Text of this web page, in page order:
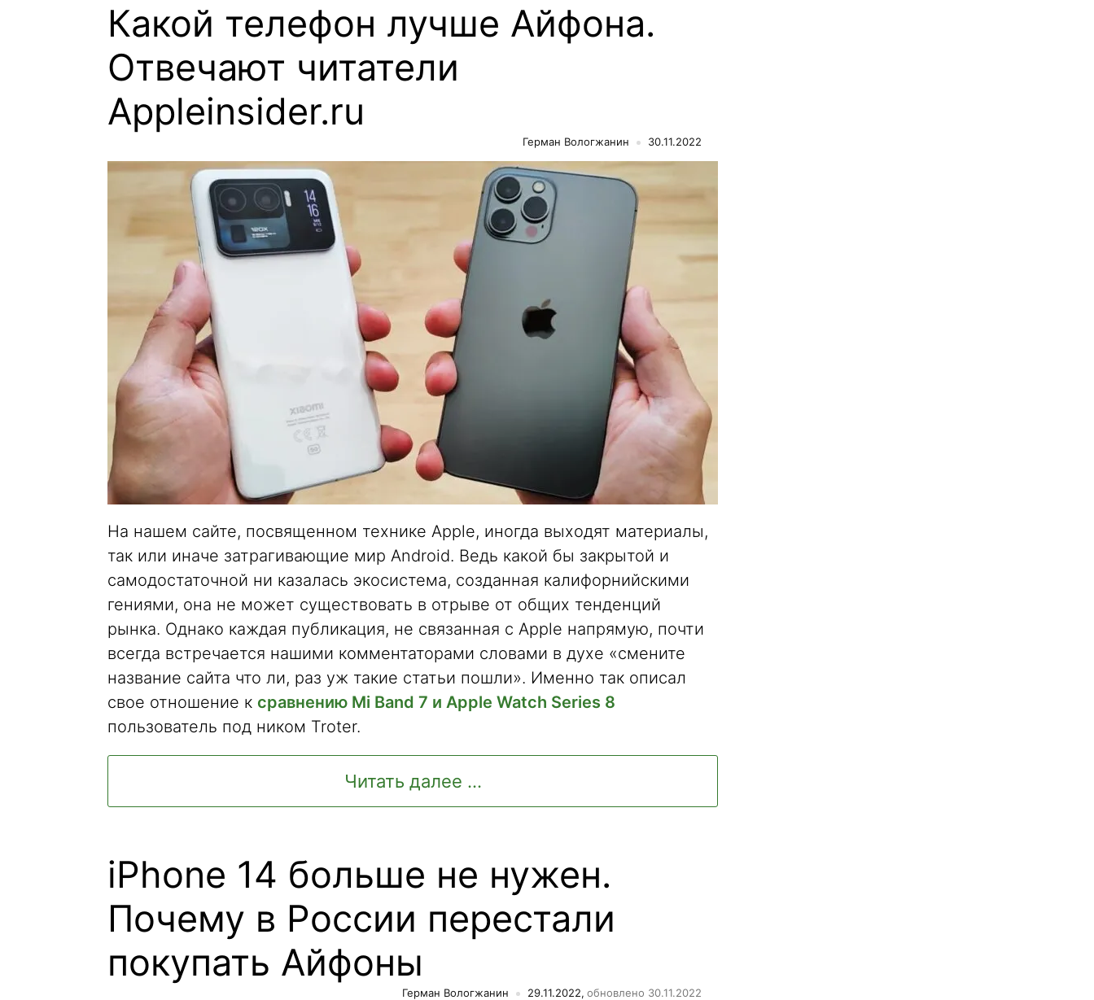
Какой телефон лучше Айфона.
Отвечают читатели
Appleinsider.ru
Герман Вологжанин 30.11.2022
На нашем сайте, посвященном технике Apple, иногда выходят материалы,
так или иначе затрагивающие мир Android. Ведь какой бы закрытой и
самодостаточной ни казалась экосистема, созданная калифорнийскими
гениями, она не может существовать в отрыве от общих тенденций
рынка. Однако каждая публикация, не связанная с Apple напрямую, почти
всегда встречается нашими комментаторами словами в духе «смените
название сайта что ли, раз уж такие статьи пошли». Именно так описал
свое отношение к сравнению Mi Band 7 и Apple Watch Series 8
пользователь под ником Troter.
Читать далее ...
iPhone 14 больше не нужен.
Почему в России перестали
покупать Айфоны
Герман Вологжанин 29.11.2022, обновлено 30.11.2022